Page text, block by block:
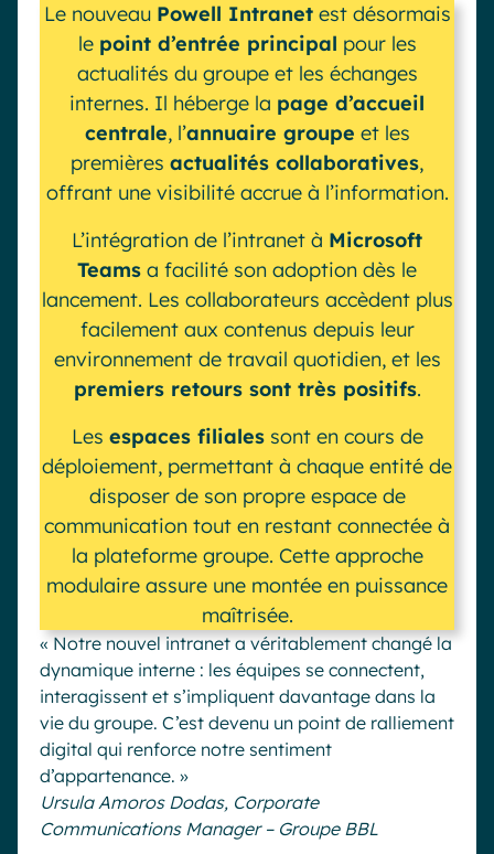
Le nouveau Powell Intranetest désormais
le point d’entrée principal pour les
actualités du groupe et les échanges
internes. Il héberge la page d’accueil
centrale, l’annuaire groupe et les
premières actualités collaboratives,
offrant une visibilité accrue à l’information.
L’intégration de l’intranet à Microsoft
Teams a facilité son adoption dès le
lancement. Les collaborateurs accèdent plus
facilement aux contenus depuis leur
environnement de travail quotidien, et les
premiers retours sont très positifs.
Les espaces filialessont en cours de
déploiement, permettant à chaque entité de
disposer de son propre espace de
communication tout en restant connectée à
la plateforme groupe. Cette approche
modulaire assure une montée en puissance
maîtrisée.
« Notre nouvel intranet a véritablement changé la
dynamique interne : les équipes se connectent,
interagissent et s’impliquent davantage dans la
vie du groupe. C’est devenu un point de ralliement
digital qui renforce notre sentiment
d’appartenance. »
Ursula Amoros Dodas, Corporate
Communications Manager – Groupe BBL